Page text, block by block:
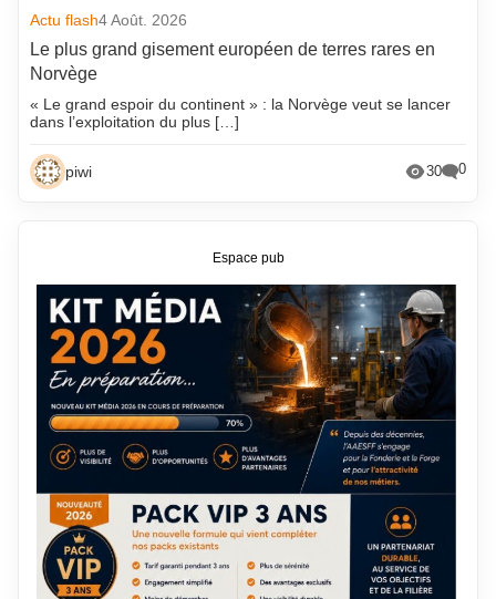
Actu flash4 Août. 2026
Le plus grand gisement européen de terres rares en
Norvège
« Le grand espoir du continent » : la Norvège veut se lancer
dans l’exploitation du plus […]
piwi 30 0
Espace pub